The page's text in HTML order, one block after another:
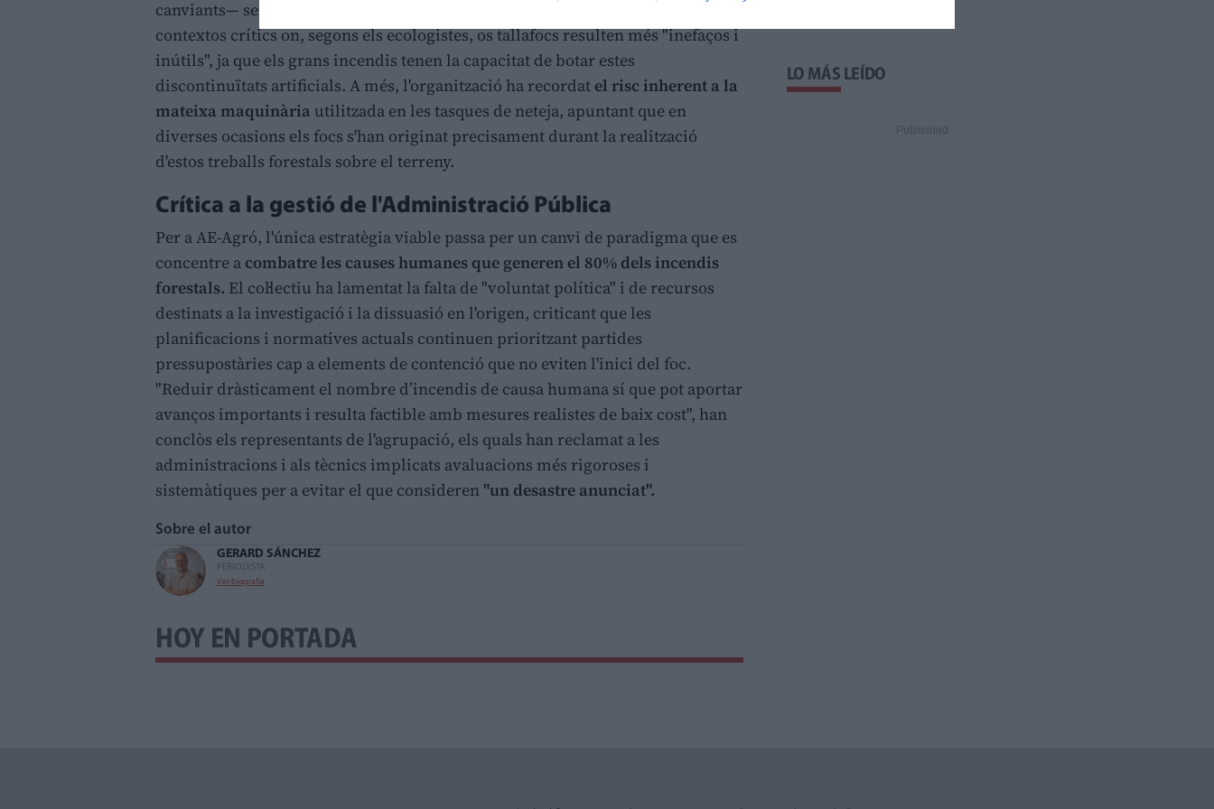
canviants— seran cada vegada més habituals. És precisament en estos
contextos crítics on, segons els ecologistes, os tallafocs resulten més "inefaços i
inútils", ja que els grans incendis tenen la capacitat de botar estes
discontinuïtats artificials. A més, l'organització ha recordat el risc inherent a la
mateixa maquinària utilitzada en les tasques de neteja, apuntant que en
diverses ocasions els focs s'han originat precisament durant la realització
d'estos treballs forestals sobre el terreny.
Crítica a la gestió de l'Administració Pública
Per a AE-Agró, l'única estratègia viable passa per un canvi de paradigma que es
concentre a combatre les causes humanes que generen el 80% dels incendis
forestals. El col·lectiu ha lamentat la falta de "voluntat política" i de recursos
destinats a la investigació i la dissuasió en l'origen, criticant que les
planificacions i normatives actuals continuen prioritzant partides
pressupostàries cap a elements de contenció que no eviten l'inici del foc.
"Reduir dràsticament el nombre d’incendis de causa humana sí que pot aportar
avanços importants i resulta factible amb mesures realistes de baix cost", han
conclòs els representants de l'agrupació, els quals han reclamat a les
administracions i als tècnics implicats avaluacions més rigoroses i
sistemàtiques per a evitar el que consideren "un desastre anunciat".
Sobre el autor
GERARD SÁNCHEZ
PERIODISTA
Ver biografía
HOY EN PORTADA
LO MÁS LEÍDO